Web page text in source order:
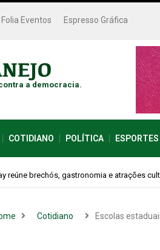
Eventos Espresso Gráfica
a democracia.
COTIDIANO POLÍTICA ESPORTES
paranoia e conspiração em um
Cotidiano Escolas